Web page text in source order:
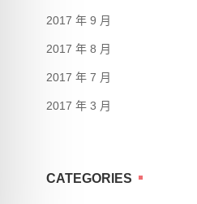
2017 年 9 月
2017 年 8 月
2017 年 7 月
2017 年 3 月
CATEGORIES